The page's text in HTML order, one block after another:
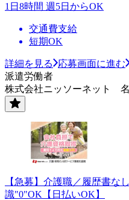
1日8時間 週5日からOK
交通費支給
短期OK
詳細を見る
応募画面に進む
派遣労働者
株式会社ニッソーネット 名
【急募】介護職／履歴書な
識"0"OK【日払いOK】